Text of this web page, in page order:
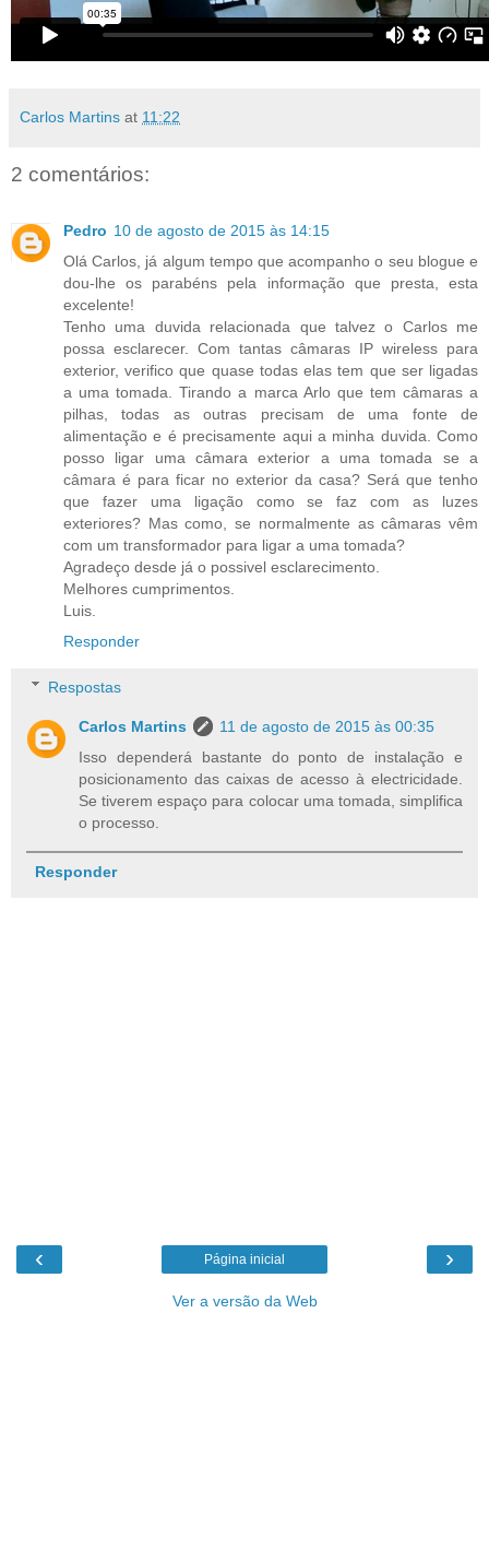
Carlos Martins at 11:22
2 comentários:
Pedro 10 de agosto de 2015 às 14:15
Olá Carlos, já algum tempo que acompanho o seu blogue e
dou-lhe os parabéns pela informação que presta, esta
excelente!
Tenho uma duvida relacionada que talvez o Carlos me
possa esclarecer. Com tantas câmaras IP wireless para
exterior, verifico que quase todas elas tem que ser ligadas
a uma tomada. Tirando a marca Arlo que tem câmaras a
pilhas, todas as outras precisam de uma fonte de
alimentação e é precisamente aqui a minha duvida. Como
posso ligar uma câmara exterior a uma tomada se a
câmara é para ficar no exterior da casa? Será que tenho
que fazer uma ligação como se faz com as luzes
exteriores? Mas como, se normalmente as câmaras vêm
com um transformador para ligar a uma tomada?
Agradeço desde já o possivel esclarecimento.
Melhores cumprimentos.
Luis.
Responder
Respostas
Carlos Martins
11 de agosto de 2015 às 00:35
Isso dependerá bastante do ponto de instalação e
posicionamento das caixas de acesso à electricidade.
Se tiverem espaço para colocar uma tomada, simplifica
o processo.
Responder
‹ ›
Página inicial
Ver a versão da Web